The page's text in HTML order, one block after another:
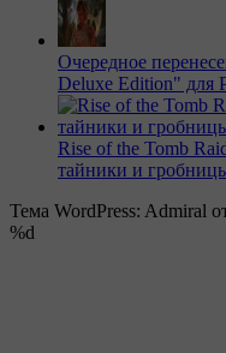
Очередное
Deluxe Edition" для
Rise of the Tomb
тайники и
Тема WordPress: Admiral
%d